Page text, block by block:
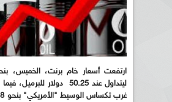
ليتداول عند 50.25 دولار